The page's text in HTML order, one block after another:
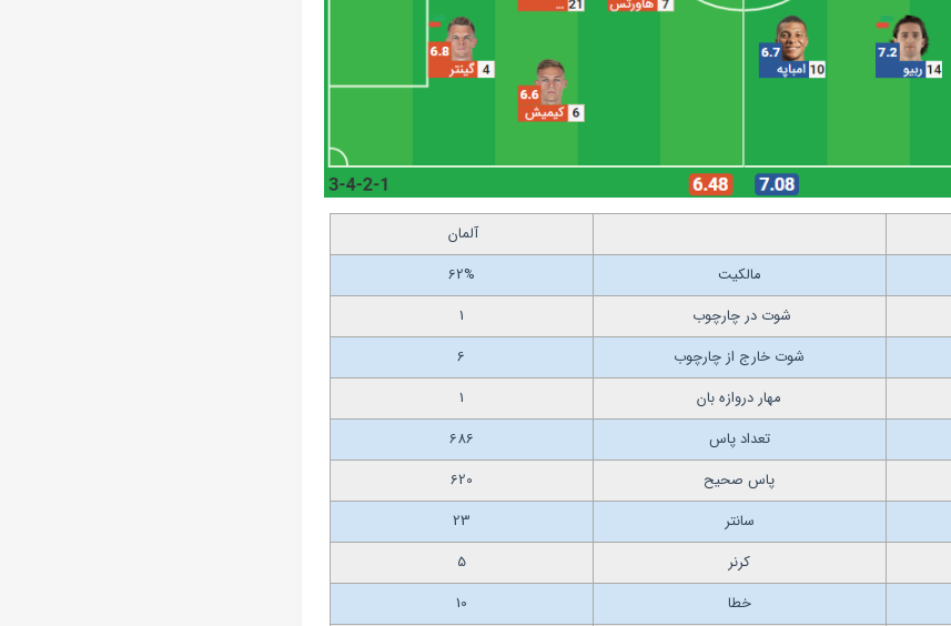
آلمان
مالکیت
62%
شوت در چارچوب
1
شوت خارج از چارچوب
6
مهار دروازه بان
1
تعداد پاس
686
پاس صحیح
620
سانتر
23
کرنر
5
خطا 10